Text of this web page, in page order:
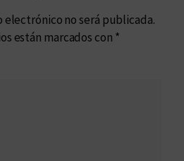
electrónico no será publicada.
están marcados con *